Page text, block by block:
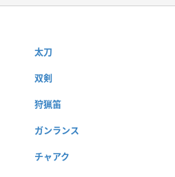
太刀
双剣
狩猟笛
ガンランス
チャアク